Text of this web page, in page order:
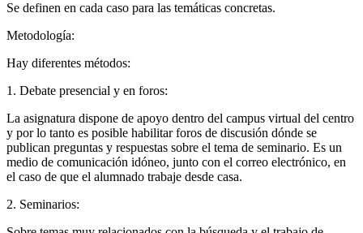
Se definen en cada caso para las temáticas concretas.
Metodología:
Hay diferentes métodos:
1. Debate presencial y en foros:
La asignatura dispone de apoyo dentro del campus virtual del centro
y por lo tanto es posible habilitar foros de discusión dónde se
publican preguntas y respuestas sobre el tema de seminario. Es un
medio de comunicación idóneo, junto con el correo electrónico, en
el caso de que el alumnado trabaje desde casa.
2. Seminarios: